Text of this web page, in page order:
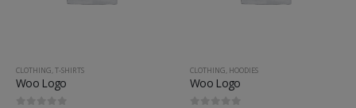
CLOTHING,T-SHIRTS
Woo Logo
CLOTHING, HOODIES
Woo Logo